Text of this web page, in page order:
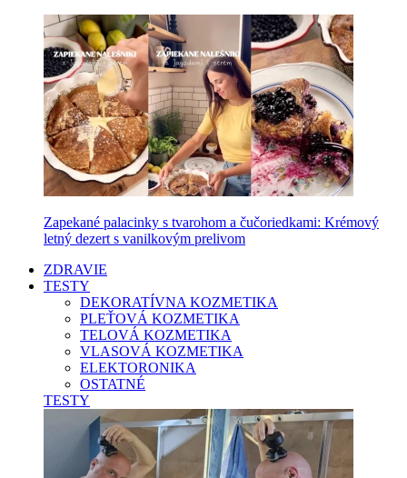
Zapekané palacinky s tvarohom a čučoriedkami: Krémový
letný dezert s vanilkovým prelivom
ZDRAVIE
TESTY
DEKORATÍVNA KOZMETIKA
PLEŤOVÁ KOZMETIKA
TELOVÁ KOZMETIKA
VLASOVÁ KOZMETIKA
ELEKTORONIKA
OSTATNÉ
TESTY